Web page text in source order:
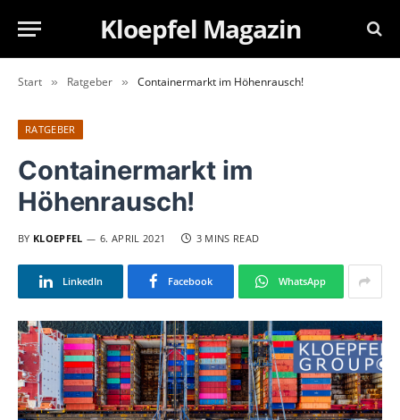
Kloepfel Magazin
Start » Ratgeber » Containermarkt im Höhenrausch!
RATGEBER
Containermarkt im
Höhenrausch!
BY KLOEPFEL 6. APRIL 2021 3 MINS READ
LinkedIn Facebook WhatsApp